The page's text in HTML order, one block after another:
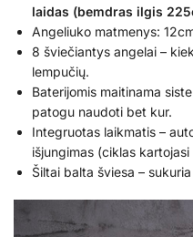
laidas (bemdras ilgis
Angeliuko matmenys:
8 šviečiantys angelai –
lempučių.
Baterijomis maitinama
patogu naudoti bet kur.
Integruotas laikmatis –
išjungimas (ciklas kartojasi
Šiltai balta šviesa –